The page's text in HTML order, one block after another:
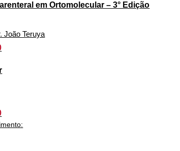
em Ortomolecular – 3° Edição
João Teruya